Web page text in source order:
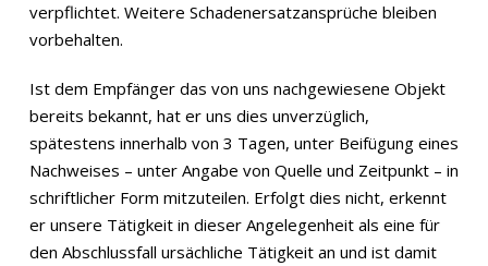
verpflichtet. Weitere Schadenersatzansprüche bleiben
vorbehalten.
Ist dem Empfänger das von uns nachgewiesene Objekt
bereits bekannt, hat er uns dies unverzüglich,
spätestens innerhalb von 3 Tagen, unter Beifügung eines
Nachweises – unter Angabe von Quelle und Zeitpunkt – in
schriftlicher Form mitzuteilen. Erfolgt dies nicht, erkennt
er unsere Tätigkeit in dieser Angelegenheit als eine für
den Abschlussfall ursächliche Tätigkeit an und ist damit